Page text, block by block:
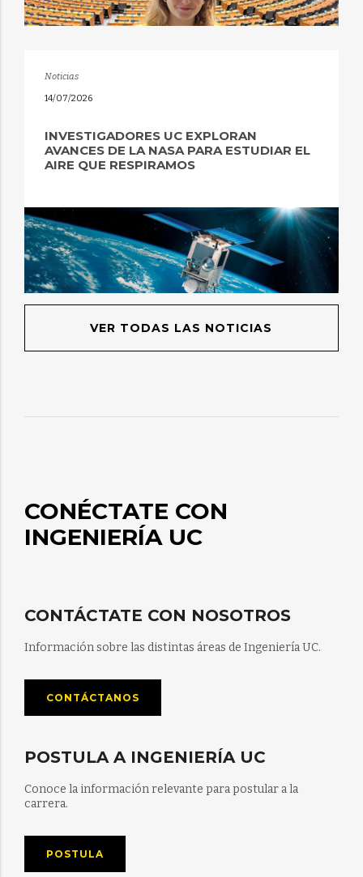
Noticias
14/07/2026
INVESTIGADORES UC EXPLORAN
AVANCES DE LA NASA PARA ESTUDIAR EL
AIRE QUE RESPIRAMOS
VER TODAS LAS NOTICIAS
CONÉCTATE CON
INGENIERÍA UC
CONTÁCTATE CON NOSOTROS
Información sobre las distintas áreas de Ingeniería UC.
CONTÁCTANOS
POSTULA A INGENIERÍA UC
Conoce la información relevante para postular a la
carrera.
POSTULA